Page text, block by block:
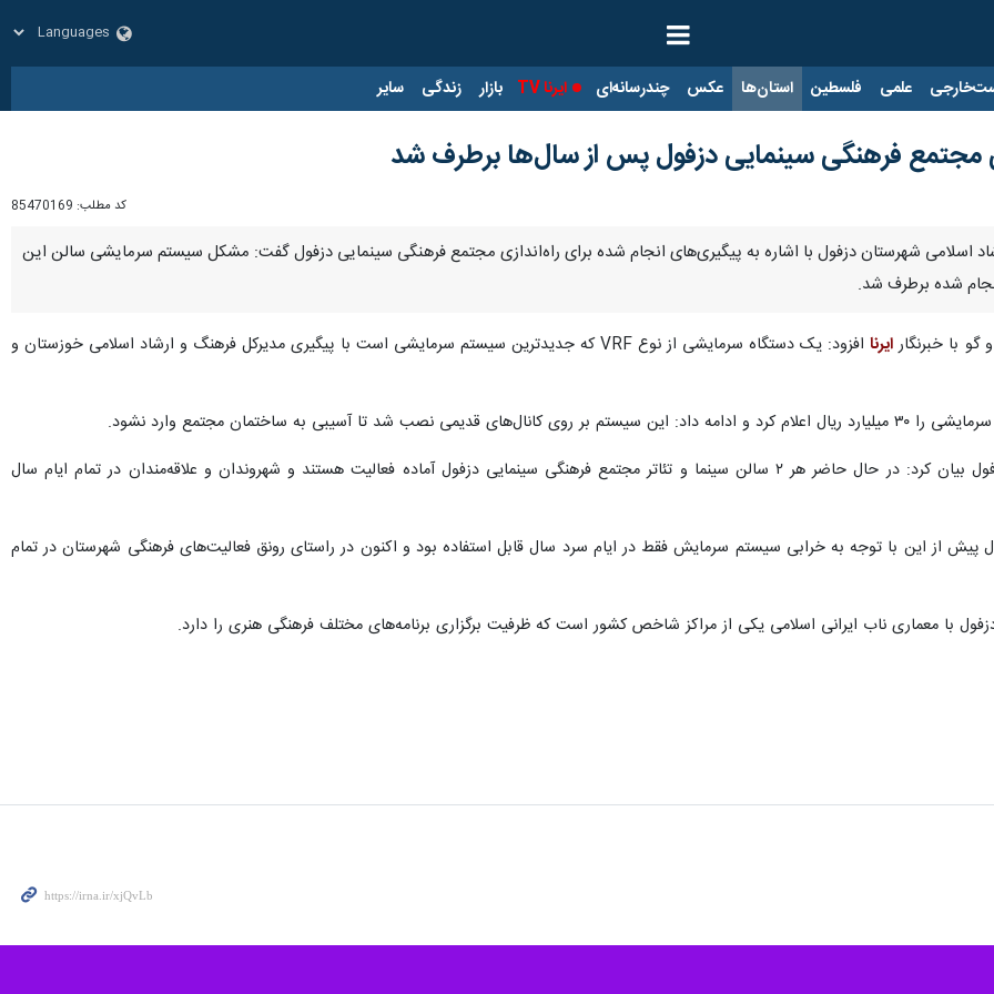
علمی فلسطین استان‌ها عکس چندرسانه‌ای ایرنا TV بازار زندگی سایر
فرهنگی سینمایی دزفول پس از سال‌ها برطرف شد
کد مطلب: 85470169